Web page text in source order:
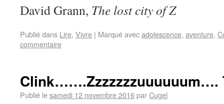
David Grann, The lost city of Z
Publié dans Lire, Vivre | Marqué avecadolescence, aventure,
commentaire
Clink…….Zzzzzzzuuuuuum….
Publié lesamedi 12 novembre 2016parCugel